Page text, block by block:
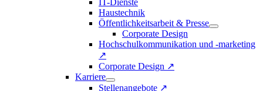
Haustechnik
Öffentlichkeitsarbeit & Presse
Corporate Design
Hochschulkommunikation und -marketing
↗
Corporate Design ↗
Karriere
Stellenangebote ↗